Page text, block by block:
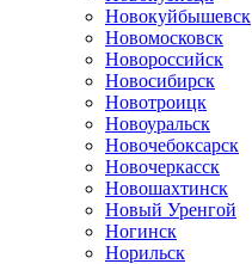
Новокуйбышевск
Новомосковск
Новороссийск
Новосибирск
Новотроицк
Новоуральск
Новочебоксарск
Новочеркасск
Новошахтинск
Новый Уренгой
Ногинск
Норильск